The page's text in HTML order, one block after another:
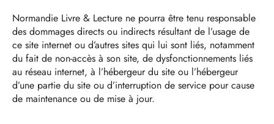
Normandie Livre & Lecture ne pourra être tenu responsable
des dommages directs ou indirects résultant de l’usage de
ce site internet ou d’autres sites qui lui sont liés, notamment
du fait de non-accès à son site, de dysfonctionnements liés
au réseau internet, à l’hébergeur du site ou l’hébergeur
d’une partie du site ou d’interruption de service pour cause
de maintenance ou de mise à jour.